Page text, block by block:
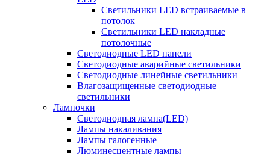
Cветильники LED встраиваемые в
потолок
Светильники LED накладные
потолочные
Светодиодные LED панели
Светодиодные аварийные светильники
Светодиодные линейные светильники
Влагозащищенные светодиодные
светильники
Лампочки
Светодиодная лампа(LED)
Лампы накаливания
Лампы галогенные
Люминесцентные лампы